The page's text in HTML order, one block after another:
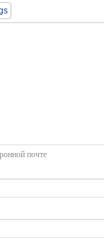
почте